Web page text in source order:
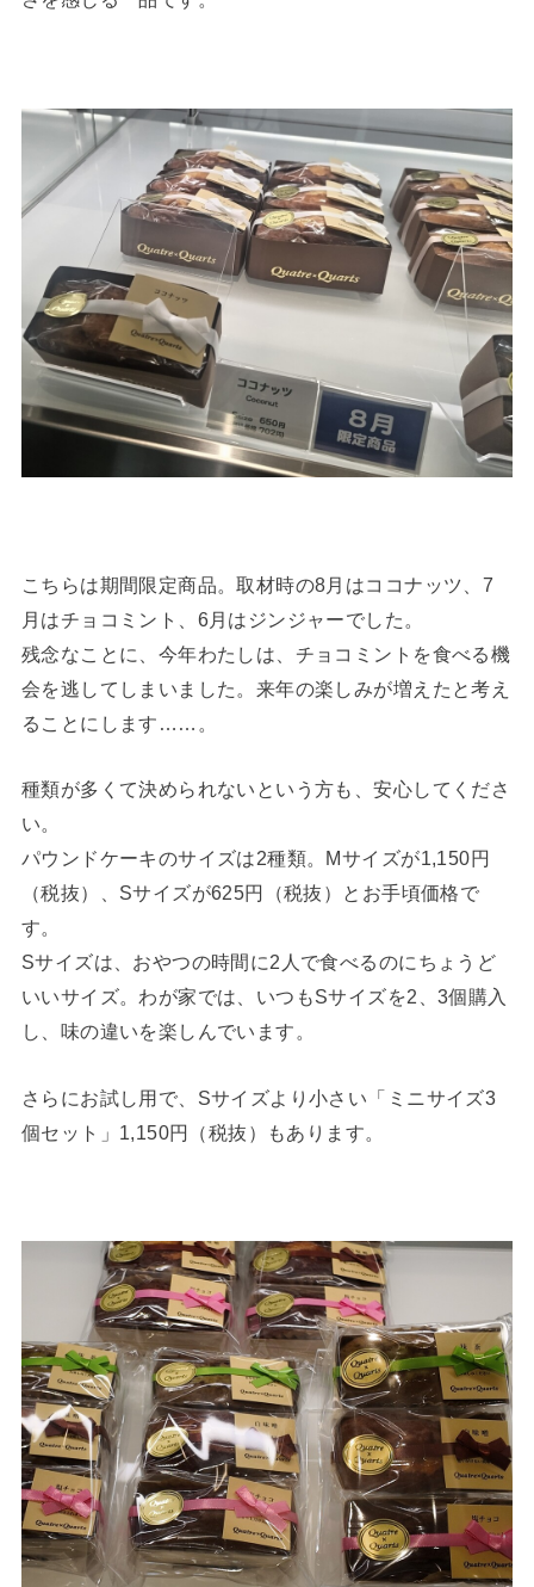
こちらは期間限定商品。取材時の8月はココナッツ、7
月はチョコミント、6月はジンジャーでした。
残念なことに、今年わたしは、チョコミントを食べる機
会を逃してしまいました。来年の楽しみが増えたと考え
ることにします……。
種類が多くて決められないという方も、安心してくださ
い。
パウンドケーキのサイズは2種類。Mサイズが1,150円
（税抜）、Sサイズが625円（税抜）とお手頃価格で
す。
Sサイズは、おやつの時間に2人で食べるのにちょうど
いいサイズ。わが家では、いつもSサイズを2、3個購入
し、味の違いを楽しんでいます。
さらにお試し用で、Sサイズより小さい「ミニサイズ3
個セット」1,150円（税抜）もあります。